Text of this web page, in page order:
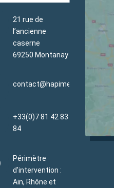
21 rue de
l’ancienne
caserne
69250 Montanay
contact@hapimen.fr
+33(0)7 81 42 83
84
Périmètre
d’intervention :
Ain, Rhône et